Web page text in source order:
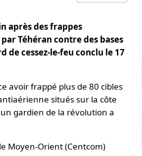
après des frappes
Téhéran contre des bases
de cessez-le-feu conclu le 17
avoir frappé plus de 80 cibles
situés sur la côte
gardien de la révolution a
Moyen-Orient (Centcom)